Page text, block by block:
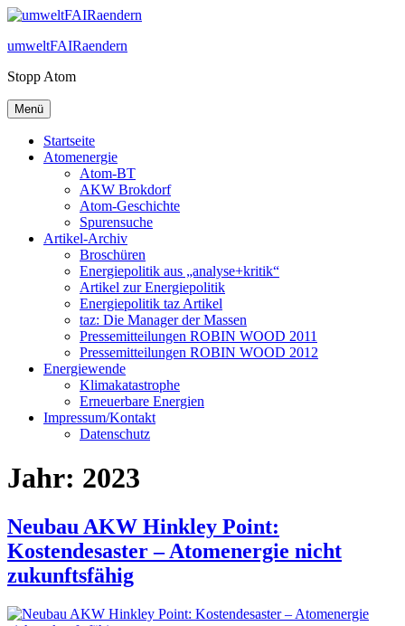
Zum
springen
umweltFAIRaendern
Stopp Atom
Menü
Startseite
Atomenergie
Atom-BT
AKW Brokdorf
Atom-Geschichte
Spurensuche
Artikel-Archiv
Broschüren
Energiepolitik aus „analyse+kritik“
Artikel zur Energiepolitik
Energiepolitik taz Artikel
taz: Die Manager der Massen
Pressemitteilungen ROBIN WOOD 2011
Pressemitteilungen ROBIN WOOD 2012
Energiewende
Klimakatastrophe
Erneuerbare Energien
Impressum/Kontakt
Datenschutz
Jahr: 2023
Neubau AKW Hinkley Point:
Kostendesaster – Atomenergie nicht
zukunftsfähig